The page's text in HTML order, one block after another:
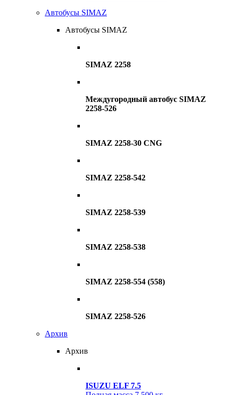
Автобусы SIMAZ
Автобусы SIMAZ
SIMAZ 2258
Междугородный автобус SIMAZ
2258-526
SIMAZ 2258-30 CNG
SIMAZ 2258-542
SIMAZ 2258-539
SIMAZ 2258-538
SIMAZ 2258-554 (558)
SIMAZ 2258-526
Архив
Архив
ISUZU ELF 7.5